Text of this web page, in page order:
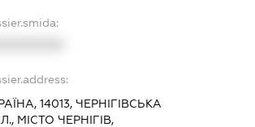
14013, ЧЕРНІГІВСЬКА
МІСТО ЧЕРНІГІВ,